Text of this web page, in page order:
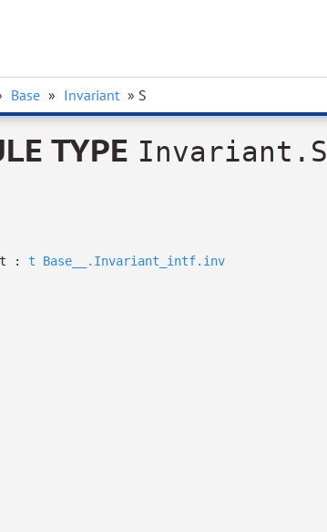
Base » Invariant » S
TYPE Invariant.S
: t Base__.Invariant_intf.inv